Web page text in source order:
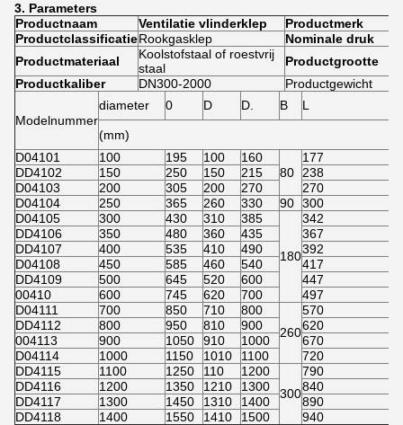
3. Parameters
Productnaam
Ventilatie vlinderklep Productmerk
ProductclassificatieRookgasklep Nominale druk
Productmateriaal
Koolstofstaal of roestvrij
staal
Productgrootte
Productkaliber
DN300-2000 Productgewicht
Modelnummer
diameter 0 D D. B L
(mm)
D04101
100 195 100
160
80
177
DD4102
150 250 150 215
238
D04103
200 305 200 270
270
D04104
250 365 260 330 90 300
D04105
300 430 310 385
180
342
DD4106
350 480 360 435
367
DD4107
400 535 410 490
392
D04108
450 585 460 540
417
DD4109
500 645 520 600
447
00410
600 745 620 700
497
D04111
700 850 710
800
260
570
DD4112
800 950 810 900
620
004113
900 1050 910 1000
670
D04114
1000 1150 1010 1100
720
DD4115
1100 1250 110
1200
300
790
DD4116
1200 1350 1210 1300
840
DD4117
1300 1450 1310 1400
890
DD4118
1400 1550 1410 1500 940